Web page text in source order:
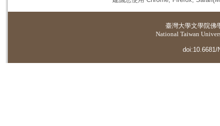
臺灣大學文學院佛
National Taiwan
doi:10.6681/